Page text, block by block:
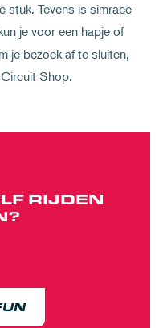
stuk. Tevens is simrace-
je voor een hapje of
je bezoek af te sluiten,
Shop.
RIJDEN